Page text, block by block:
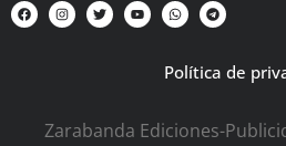
Política de
Zarabanda Ediciones-